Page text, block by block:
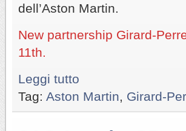
dell’Aston Martin.
New partnership Girard-
11th.
Leggi tutto
Tag: Aston Martin Girard-